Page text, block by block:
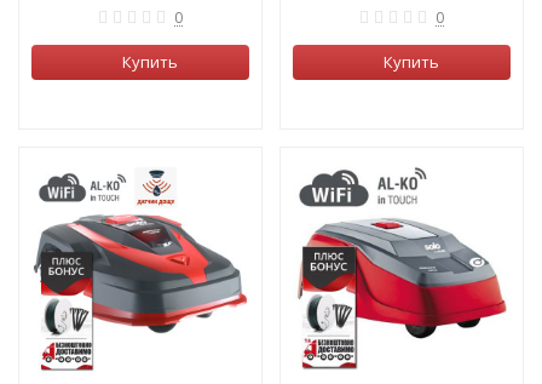
0
Купить
0
Купить